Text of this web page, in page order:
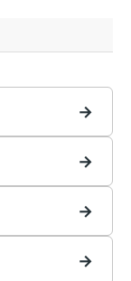
→
→
→
→